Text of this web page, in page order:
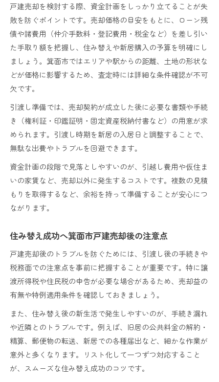
戸建売却を検討する際、資金計画をしっかり立てることが失
敗を防ぐポイントです。売却価格の目安をもとに、ローン残
債や諸費用（仲介手数料・登記費用・税金など）を差し引い
た手取り額を把握し、住み替えや新居購入の予算を明確にし
ましょう。箕面市ではエリアや駅からの距離、土地の形状な
どが価格に影響するため、査定時には詳細な条件確認が不可
欠です。
引渡し準備では、売却契約が成立した後に必要な書類や手続
き（権利証・印鑑証明・固定資産税納付書など）の用意が求
められます。引渡し時期を新居の入居日と調整することで、
無駄な出費やトラブルを回避できます。
資金計画の段階で見落としやすいのが、引越し費用や仮住ま
いの家賃など、売却以外に発生するコストです。複数の見積
もりを取得するなど、余裕を持って準備することが安心につ
ながります。
住み替え成功へ箕面市戸建売却後の注意点
戸建売却後のトラブルを防ぐためには、引渡し後の手続きや
税務面での注意点を事前に把握することが重要です。特に譲
渡所得税や住民税の申告が必要な場合があるため、売却益の
有無や特例適用条件を確認しておきましょう。
また、住み替え後の新生活で発生しやすいのが、手続き漏れ
や近隣とのトラブルです。例えば、旧居の公共料金の解約・
精算、郵便物の転送、新居での各種届出など、細かな作業が
意外と多くなります。リスト化して一つずつ対応すること
が、スムーズな住み替え成功のコツです。